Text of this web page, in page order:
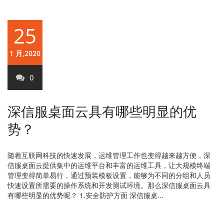
25
1 月,2020
0
深信服桌面云具有哪些明显的优
势？
随着互联网科技的快速发展，运维管理工作也变得越来越方便，深
信服桌面云提供集中的运维平台和丰富的运维工具，让大规模终端
管理变得简单易行，通过预装模板设置，能够为不同的分组和人员
快速设置所需要的操作系统和开发测试环境。那么深信服桌面云具
有哪些明显的优势呢？ 1.安全防护方面 深信服桌...